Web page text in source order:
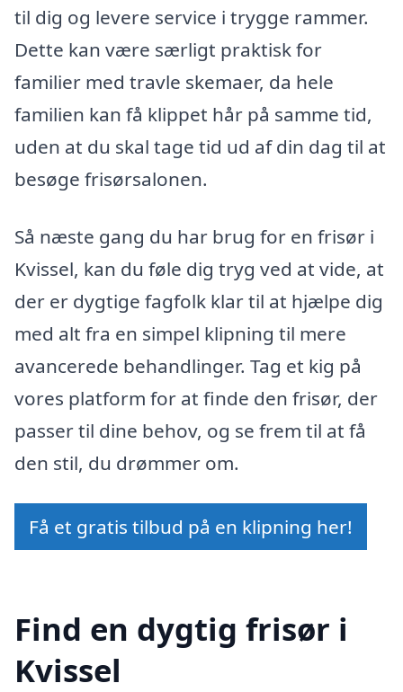
til dig og levere service i trygge rammer.
Dette kan være særligt praktisk for
familier med travle skemaer, da hele
familien kan få klippet hår på samme tid,
uden at du skal tage tid ud af din dag til at
besøge frisørsalonen.
Så næste gang du har brug for en frisør i
Kvissel, kan du føle dig tryg ved at vide, at
der er dygtige fagfolk klar til at hjælpe dig
med alt fra en simpel klipning til mere
avancerede behandlinger. Tag et kig på
vores platform for at finde den frisør, der
passer til dine behov, og se frem til at få
den stil, du drømmer om.
Få et gratis tilbud på en klipning her!
Find en dygtig frisør i
Kvissel